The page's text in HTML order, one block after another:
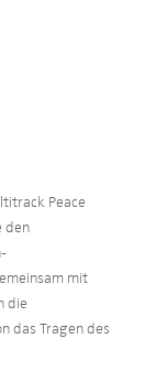
Peace
den
mit
die
das Tragen des